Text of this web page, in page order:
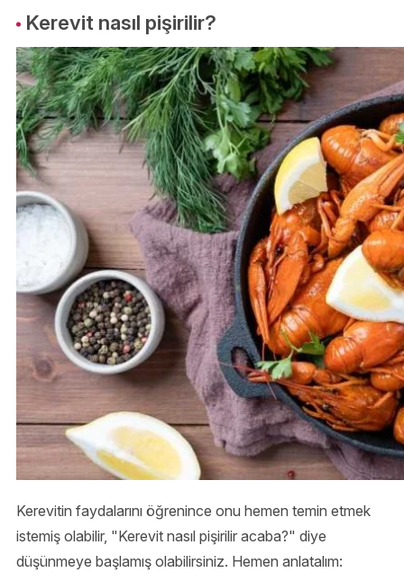
Kerevit nasıl pişirilir?
Kerevitin faydalarını öğrenince onu hemen temin etmek
istemiş olabilir, "Kerevit nasıl pişirilir acaba?" diye
düşünmeye başlamış olabilirsiniz. Hemen anlatalım: